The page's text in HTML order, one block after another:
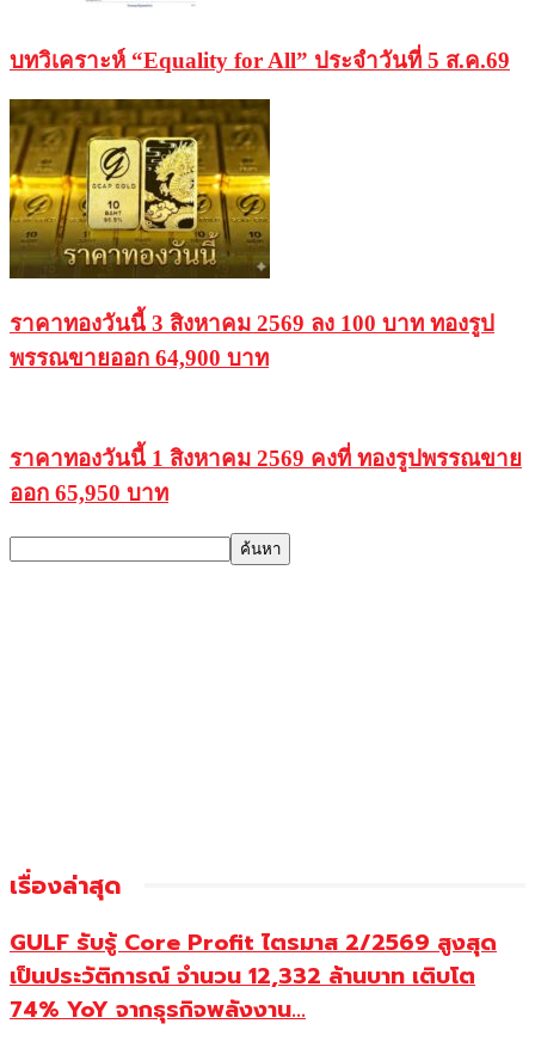
บทวิเคราะห์ “Equality for All” ประจำวันที่ 5 ส.ค.69
ราคาทองวันนี้ 3 สิงหาคม 2569 ลง 100 บาท ทองรูป
พรรณขายออก 64,900 บาท
ราคาทองวันนี้ 1 สิงหาคม 2569 คงที่ ทองรูปพรรณขาย
ออก 65,950 บาท
เรื่องล่าสุด
GULF รับรู้ Core Profit ไตรมาส 2/2569 สูงสุด
เป็นประวัติการณ์ จำนวน 12,332 ล้านบาท เติบโต
74% YoY จากธุรกิจพลังงาน...